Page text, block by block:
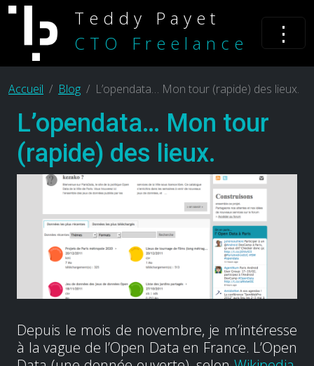
Teddy Payet
CTO Freelance
⋮
Accueil Blog L’opendata… Mon tour (rapide) des lieux.
L’opendata… Mon tour
(rapide) des lieux.
Depuis le mois de novembre, je m’intéresse
à la vague de l’Open Data en France. L’Open